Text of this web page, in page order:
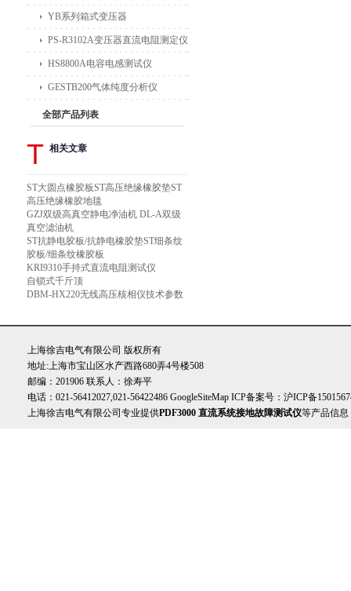
YB系列箱式变压器
PS-R3102A变压器直流电阻测定仪
HS8800A电容电感测试仪
GESTB200气体纯度分析仪
全部产品列表
T 相关文章
ST大圆点橡胶板ST高压绝缘橡胶垫ST
高压绝缘橡胶地毯
GZJ双级高真空静电净油机 DL-A双级
真空滤油机
ST抗静电胶板/抗静电橡胶垫ST细条纹
胶板/细条纹橡胶板
KRI9310手持式直流电阻测试仪
自锁式千斤顶
DBM-HX220无线高压核相仪技术参数
上海徐吉电气有限公司 版权所有
地址:上海市宝山区水产西路680弄4号楼508
邮编：201906 联系人：徐寿平
电话：021-56412027,021-56422486 GoogleSiteMap ICP备案号： 沪ICP备
上海徐吉电气有限公司专业提供PDF3000 直流系统接地故障测试仪等产品信